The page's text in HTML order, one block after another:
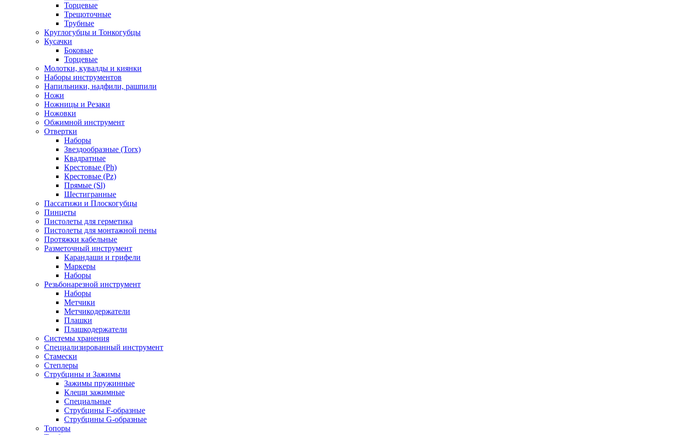
Торцевые
Трещоточные
Трубные
Круглогубцы и Тонкогубцы
Кусачки
Боковые
Торцевые
Молотки, кувалды и киянки
Наборы инструментов
Напильники, надфили, рашпили
Ножи
Ножницы и Резаки
Ножовки
Обжимной инструмент
Отвертки
Наборы
Звездообразные (Torx)
Квадратные
Крестовые (Ph)
Крестовые (Pz)
Прямые (Sl)
Шестигранные
Пассатижи и Плоскогубцы
Пинцеты
Пистолеты для герметика
Пистолеты для монтажной пены
Протяжки кабельные
Разметочный инструмент
Карандаши и грифели
Маркеры
Наборы
Резьбонарезной инструмент
Наборы
Метчики
Метчикодержатели
Плашки
Плашкодержатели
Системы хранения
Специализированный инструмент
Стамески
Степлеры
Струбцины и Зажимы
Зажимы пружинные
Клещи зажимные
Специальные
Струбцины F-образные
Струбцины G-образные
Топоры